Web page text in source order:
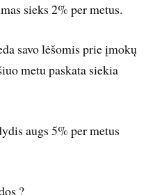
sieks 2% per metus.
savo lėšomis prie įmokų
metu paskata siekia
augs 5% per metus
?